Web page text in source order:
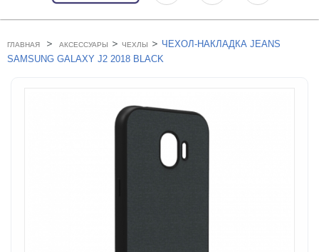
ГЛАВНАЯ > АКСЕССУАРЫ > ЧЕХЛЫ > ЧЕХОЛ-НАКЛАДКА JEANS
SAMSUNG GALAXY J2 2018 BLACK